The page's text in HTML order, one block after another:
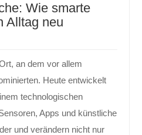
Wie smarte
Alltag neu
an dem vor allem
Heute entwickelt
technologischen
Apps und künstliche
und verändern nicht nur